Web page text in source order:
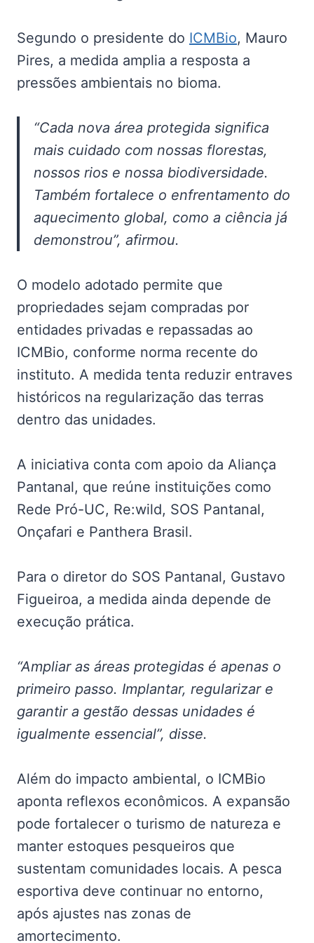
Segundo o presidente do ICMBio, Mauro
Pires, a medida amplia a resposta a
pressões ambientais no bioma.
“Cada nova área protegida significa
mais cuidado com nossas florestas,
nossos rios e nossa biodiversidade.
Também fortalece o enfrentamento do
aquecimento global, como a ciência já
demonstrou”, afirmou.
O modelo adotado permite que
propriedades sejam compradas por
entidades privadas e repassadas ao
ICMBio, conforme norma recente do
instituto. A medida tenta reduzir entraves
históricos na regularização das terras
dentro das unidades.
A iniciativa conta com apoio da Aliança
Pantanal, que reúne instituições como
Rede Pró-UC, Re:wild, SOS Pantanal,
Onçafari e Panthera Brasil.
Para o diretor do SOS Pantanal, Gustavo
Figueiroa, a medida ainda depende de
execução prática.
“Ampliar as áreas protegidas é apenas o
primeiro passo. Implantar, regularizar e
garantir a gestão dessas unidades é
igualmente essencial”, disse.
Além do impacto ambiental, o ICMBio
aponta reflexos econômicos. A expansão
pode fortalecer o turismo de natureza e
manter estoques pesqueiros que
sustentam comunidades locais. A pesca
esportiva deve continuar no entorno,
após ajustes nas zonas de
amortecimento.